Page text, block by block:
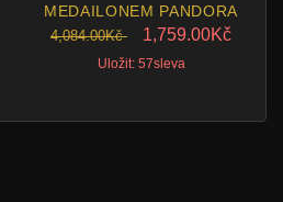
MEDAILONEM PANDORA
4,084.00Kč
1,759.00Kč
Uložit: 57sleva